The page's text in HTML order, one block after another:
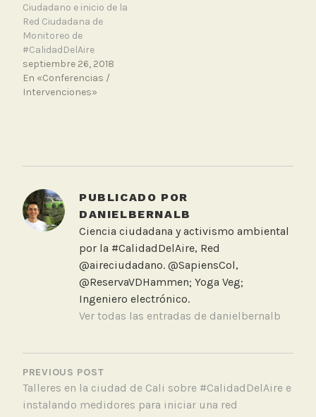
Ciudadano e inicio de la
Red Ciudadana de
Monitoreo de
#CalidadDelAire
septiembre 26, 2018
En «Conferencias /
Intervenciones»
e
d
c
i
a
PUBLICADO POR
DANIELBERNALB
Ciencia ciudadana y activismo ambiental
por la #CalidadDelAire, Red
@aireciudadano. @SapiensCol,
@ReservaVDHammen; Yoga Veg;
Ingeniero electrónico.
Ver todas las entradas de danielbernalb
NAVEGACIÓN
DE
ENTRADAS
PREVIOUS POST
Talleres en la ciudad de Cali sobre #CalidadDelAire e
instalando medidores para iniciar una red